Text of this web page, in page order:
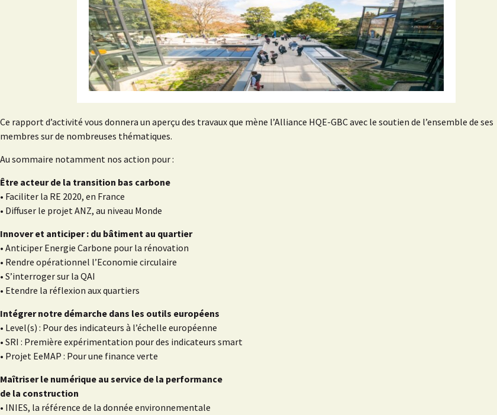
Ce rapport d’activité vous donnera un aperçu des travaux que mène l’Alliance HQE-GBC avec le soutien de l’ensemble de ses
membres sur de nombreuses thématiques.
Au sommaire notamment nos action pour :
Être acteur de la transition bas carbone
• Faciliter la RE 2020, en France
• Diffuser le projet ANZ, au niveau Monde
Innover et anticiper : du bâtiment au quartier
• Anticiper Energie Carbone pour la rénovation
• Rendre opérationnel l’Economie circulaire
• S’interroger sur la QAI
• Etendre la réflexion aux quartiers
Intégrer notre démarche dans les outils européens
• Level(s) : Pour des indicateurs à l’échelle européenne
• SRI : Première expérimentation pour des indicateurs smart
• Projet EeMAP : Pour une finance verte
Maîtriser le numérique au service de la performance
de la construction
• INIES, la référence de la donnée environnementale